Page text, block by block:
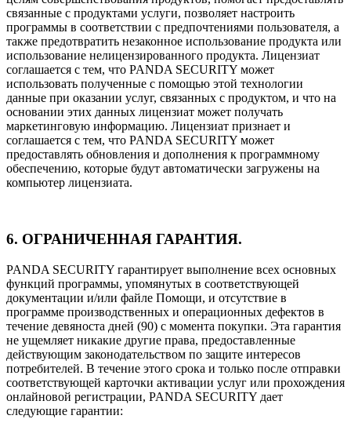
связанные с продуктами услуги, позволяет настроить
программы в соответствии с предпочтениями пользователя, а
также предотвратить незаконное использование продукта или
использование нелицензированного продукта. Лицензиат
соглашается с тем, что PANDA SECURITY может
использовать полученные с помощью этой технологии
данные при оказании услуг, связанных с продуктом, и что на
основании этих данных лицензиат может получать
маркетинговую информацию. Лицензиат признает и
соглашается с тем, что PANDA SECURITY может
предоставлять обновления и дополнения к программному
обеспечению, которые будут автоматически загружены на
компьютер лицензиата.
6. ОГРАНИЧЕННАЯ ГАРАНТИЯ.
PANDA SECURITY гарантирует выполнение всех основных
функций программы, упомянутых в соответствующей
документации и/или файле Помощи, и отсутствие в
программе производственных и операционных дефектов в
течение девяноста дней (90) с момента покупки. Эта гарантия
не ущемляет никакие другие права, предоставленные
действующим законодательством по защите интересов
потребителей. В течение этого срока и только после отправки
соответствующей карточки активации услуг или прохождения
онлайновой регистрации, PANDA SECURITY дает
следующие гарантии: